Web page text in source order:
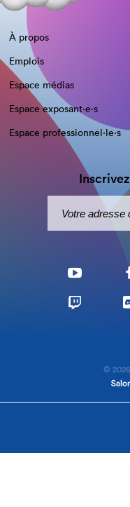
À propos
Emplois
Espace médias
Espace exposant·e⋅s
Espace professionnel·le⋅s
©